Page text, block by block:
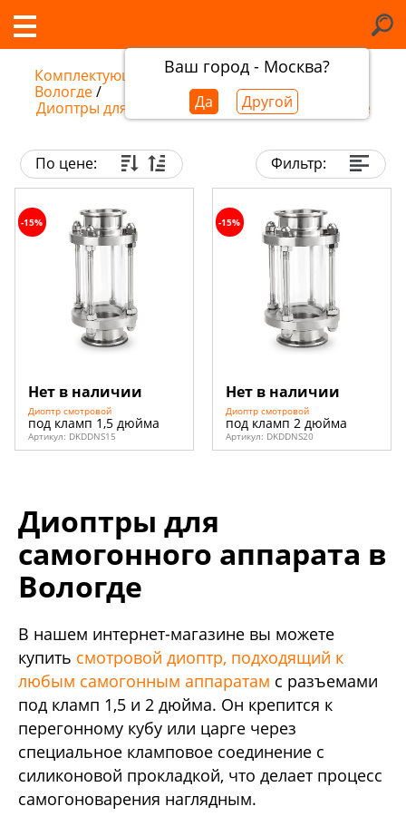
Ваш город - Москва?
Да Другой
Комплектующие самогонных аппаратов в
Вологде/
Диоптры для самогонных аппаратов в Вологде
По цене: Фильтр:
Нет в наличии
Диоптр смотровой
под кламп 1,5 дюйма
Артикул: DKDDNS15
-15%
Нет в наличии
Диоптр смотровой
под кламп 2 дюйма
Артикул: DKDDNS20
-15%
Диоптры для
самогонного аппарата в
Вологде
В нашем интернет-магазине вы можете
купить смотровой диоптр, подходящий к
любым самогонным аппаратам с разъемами
под кламп 1,5 и 2 дюйма. Он крепится к
перегонному кубу или царге через
специальное кламповое соединение с
силиконовой прокладкой, что делает процесс
самогоноварения наглядным.